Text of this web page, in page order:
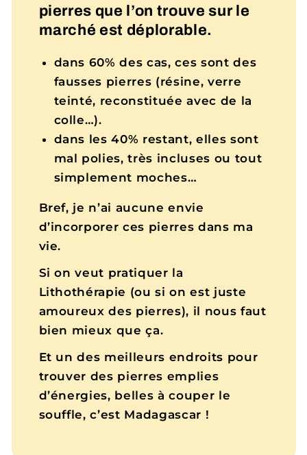
pierres que l’on trouve sur le
marché est déplorable.
dans 60% des cas, ces sont des
fausses pierres (résine, verre
teinté, reconstituée avec de la
colle…).
dans les 40% restant, elles sont
mal polies, très incluses ou tout
simplement moches…
Bref, je n’ai aucune envie
d’incorporer ces pierres dans ma
vie.
Si on veut pratiquer la
Lithothérapie (ou si on est juste
amoureux des pierres), il nous faut
bien mieux que ça.
Et un des meilleurs endroits pour
trouver des pierres emplies
d’énergies, belles à couper le
souffle, c’est Madagascar !